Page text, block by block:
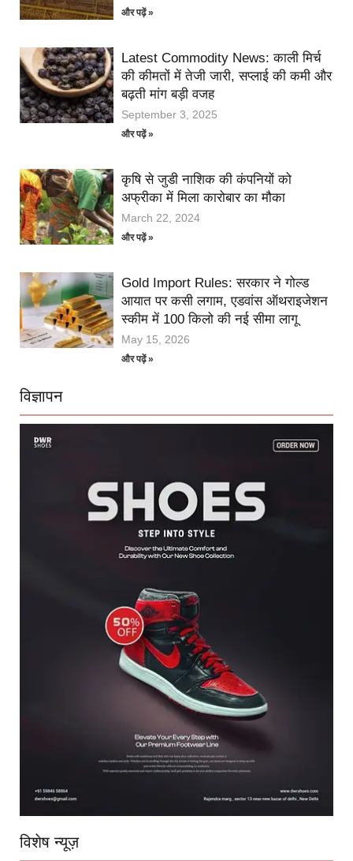
और पढ़ें »
Latest Commodity News: काली मिर्च
की कीमतों में तेजी जारी, सप्लाई की कमी और
बढ़ती मांग बड़ी वजह
September 3, 2025
और पढ़ें »
कृषि से जुडी नाशिक की कंपनियों को
अफ्रीका में मिला कारोबार का मौका
March 22, 2024
और पढ़ें »
Gold Import Rules: सरकार ने गोल्ड
आयात पर कसी लगाम, एडवांस ऑथराइजेशन
स्कीम में 100 किलो की नई सीमा लागू
May 15, 2026
और पढ़ें »
विज्ञापन
विशेष न्यूज़